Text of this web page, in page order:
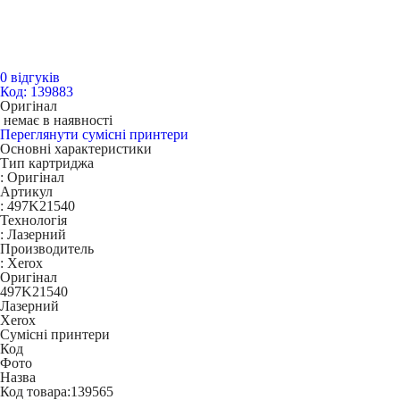
0 відгуків
Код: 139883
Оригінал
немає в наявності
Переглянути сумісні принтери
Основні характеристики
Тип картриджа
: Оригінал
Артикул
: 497K21540
Технологія
: Лазерний
Производитель
: Xerox
Оригінал
497K21540
Лазерний
Xerox
Сумісні принтери
Код
Фото
Назва
Код товара:139565